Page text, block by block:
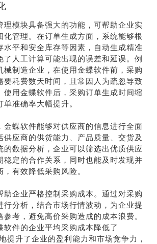
理模块具备强大的功能，可帮助企业实
化管理。在订单生成方面，系统能够根
水平和安全库存等因素，自动生成精准
了人工计算可能出现的误差和延误。例
械制造企业，在使用金蝶软件前，采购
要耗费数天时间，且常因人为疏忽导致
使用金蝶软件后，采购订单生成时间缩
准确率大幅提升。
金蝶软件能够对供应商的信息进行全面
供应商的供货能力、产品质量、交货及
的数据分析，企业可以筛选出优质供应
稳定的合作关系，同时也能及时发现并
有效降低采购风险。
助企业严格控制采购成本。通过对采购
行分析，结合市场行情波动，为企业提
考，避免高价采购造成的成本浪费。
软件的企业平均采购成本降低了
提升了企业的盈利能力和市场竞争力，